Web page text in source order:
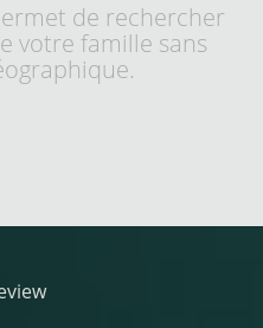
de rechercher
votre famille sans